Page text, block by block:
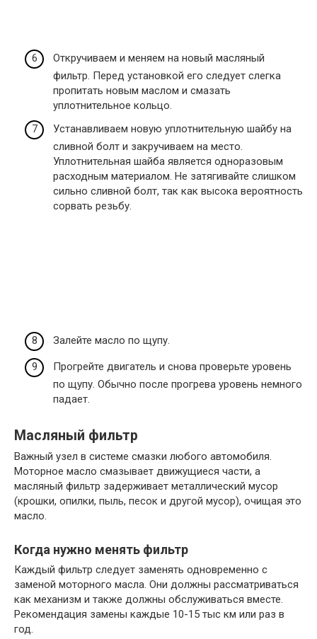
Откручиваем и меняем на новый масляный
фильтр. Перед установкой его следует слегка
пропитать новым маслом и смазать
уплотнительное кольцо.
Устанавливаем новую уплотнительную шайбу на
сливной болт и закручиваем на место.
Уплотнительная шайба является одноразовым
расходным материалом. Не затягивайте слишком
сильно сливной болт, так как высока вероятность
сорвать резьбу.
Залейте масло по щупу.
Прогрейте двигатель и снова проверьте уровень
по щупу. Обычно после прогрева уровень немного
падает.
Масляный фильтр
Важный узел в системе смазки любого автомобиля.
Моторное масло смазывает движущиеся части, а
масляный фильтр задерживает металлический мусор
(крошки, опилки, пыль, песок и другой мусор), очищая это
масло.
Когда нужно менять фильтр
Каждый фильтр следует заменять одновременно с
заменой моторного масла. Они должны рассматриваться
как механизм и также должны обслуживаться вместе.
Рекомендация замены каждые 10-15 тыс км или раз в
год.